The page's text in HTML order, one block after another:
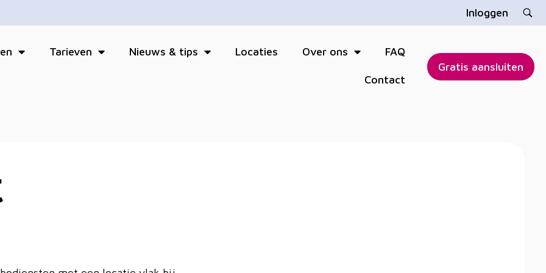
Inloggen
Tarieven Nieuws & tips Locaties Over ons FAQ
Contact
Gratis aansluiten